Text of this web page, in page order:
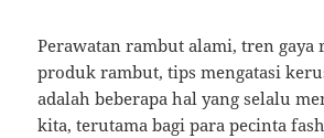
Perawatan rambut alami, tren
produk rambut, tips mengatasi
adalah beberapa hal yang selalu
kita, terutama bagi para pecinta